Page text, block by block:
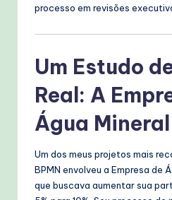
processo em revisões
Um Estudo
Real: A
Água
Um dos meus projetos mais
BPMN envolveu a Empresa de
que buscava aumentar sua